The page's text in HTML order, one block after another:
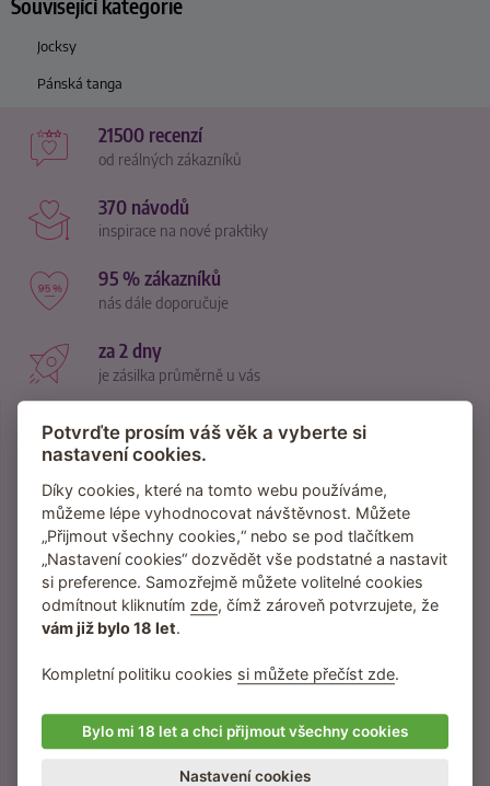
Související kategorie
Jocksy
Pánská tanga
21500 recenzí
od reálných zákazníků
370 návodů
inspirace na nové praktiky
95 % zákazníků
nás dále doporučuje
za 2 dny
je zásilka průměrně u vás
Přihlaste se do newsletteru
Inspirace, tipy a vychytávky na lepší sex.
Slevy a novinky přednostně pro odběratele
newsletteru.
Žádný spam neposíláme, jen věci, které vás
budou bavit.
Přihlášením souhlasíte se
zpracováním osobních údajů.
Potvrďte prosím váš věk a vyberte si
nastavení cookies.
Díky cookies, které na tomto webu používáme,
můžeme lépe vyhodnocovat návštěvnost. Můžete
„Přijmout všechny cookies,“ nebo se pod tlačítkem
„Nastavení cookies“ dozvědět vše podstatné a nastavit
si preference. Samozřejmě můžete volitelné cookies
odmítnout kliknutím zde, čímž zároveň potvrzujete, že
vám již bylo 18 let.
Kompletní politiku cookies si můžete přečíst zde.
Bylo mi 18 let a chci přijmout všechny cookies
Nastavení cookies